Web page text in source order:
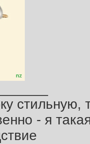
стильную,
- я